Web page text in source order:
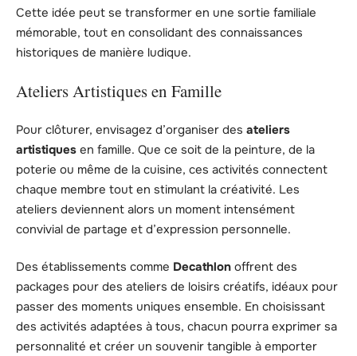
Cette idée peut se transformer en une sortie familiale
mémorable, tout en consolidant des connaissances
historiques de manière ludique.
Ateliers Artistiques en Famille
Pour clôturer, envisagez d’organiser des ateliers
artistiques en famille. Que ce soit de la peinture, de la
poterie ou même de la cuisine, ces activités connectent
chaque membre tout en stimulant la créativité. Les
ateliers deviennent alors un moment intensément
convivial de partage et d’expression personnelle.
Des établissements comme Decathlon offrent des
packages pour des ateliers de loisirs créatifs, idéaux pour
passer des moments uniques ensemble. En choisissant
des activités adaptées à tous, chacun pourra exprimer sa
personnalité et créer un souvenir tangible à emporter